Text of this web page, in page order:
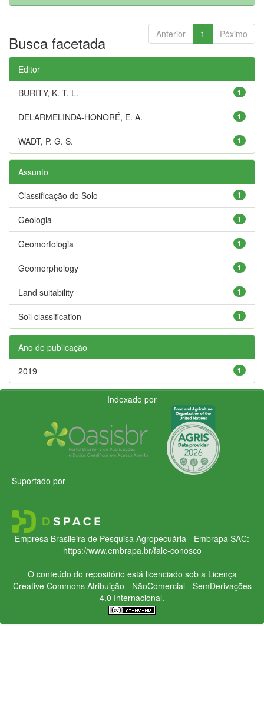
Anterior 1 Póximo
Busca facetada
Editor
1
BURITY, K. T. L.
1
DELARMELINDA-HONORÉ, E. A.
1
WADT, P. G. S.
Assunto
1
Classificação do Solo
1
Geologia
1
Geomorfologia
1
Geomorphology
1
Land suitability
1
Soil classification
Ano de publicação
1
2019
Indexado por
Suportado por
Empresa Brasileira de Pesquisa Agropecuária - Embrapa SAC:
https://www.embrapa.br/fale-conosco
O conteúdo do repositório está licenciado sob a Licença
Creative CommonsAtribuição - NãoComercial - SemDerivações
4.0 Internacional.